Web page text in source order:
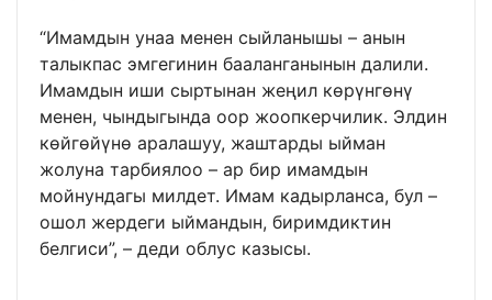
“Имамдын унаа менен сыйланышы – анын
талыкпас эмгегинин бааланганынын далили.
Имамдын иши сыртынан жеңил көрүнгөнү
менен, чындыгында оор жоопкерчилик. Элдин
көйгөйүнө аралашуу, жаштарды ыйман
жолуна тарбиялоо – ар бир имамдын
мойнундагы милдет. Имам кадырланса, бул –
ошол жердеги ыймандын, биримдиктин
белгиси”, – деди облус казысы.